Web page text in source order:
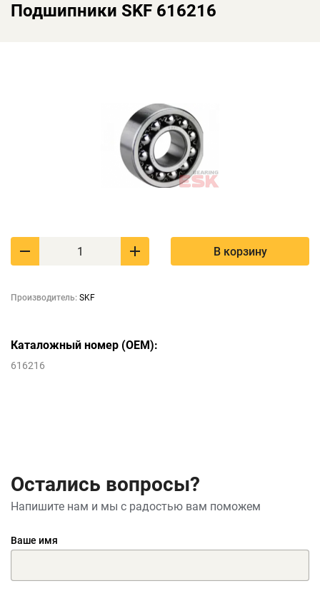
Подшипники SKF 616216
В корзину
Производитель: SKF
Каталожный номер (OEM):
616216
Остались вопросы?
Напишите нам и мы с радостью вам поможем
Ваше имя